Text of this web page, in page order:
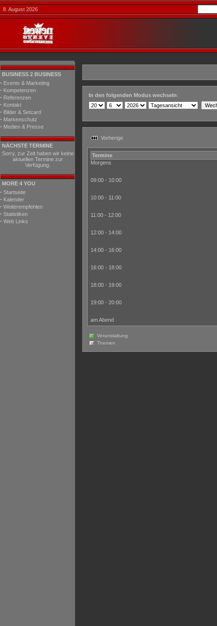
8. August 2026
BUSINESS 2 BUSINESS
· Events & Marketing
· Kompetenzen
· Referenzen
· Kontakt
· Bilder & Setcard
· Markenschutz
· Medien & Presse
NÄCHSTE TERMINE
Sorry, zur Zeit haben wir keine
aktuellen Termine zur
Verfügung.
MORE 4 YOU
· Startseite
· Kalender
· Weiterempfehlen
· Statistiken
· Web Links
In den folgenden Modus wechseln:
Vorherige
Termine
Morgens
09:00 - 10:00
10:00 - 11:00
11:00 - 12:00
12:00 - 14:00
14:00 - 16:00
16:00 - 18:00
18:00 - 19:00
19:00 - 20:00
am Abend
Veranstaltung
Themen